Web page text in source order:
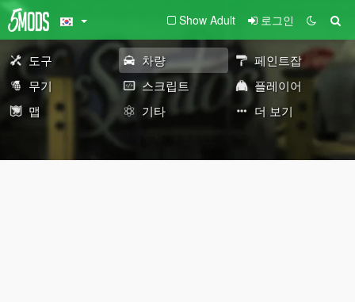
Show Adult 로그인
도구 차량
페인트잡
무기
스크립트
플레이어
맵
기타 더 보기